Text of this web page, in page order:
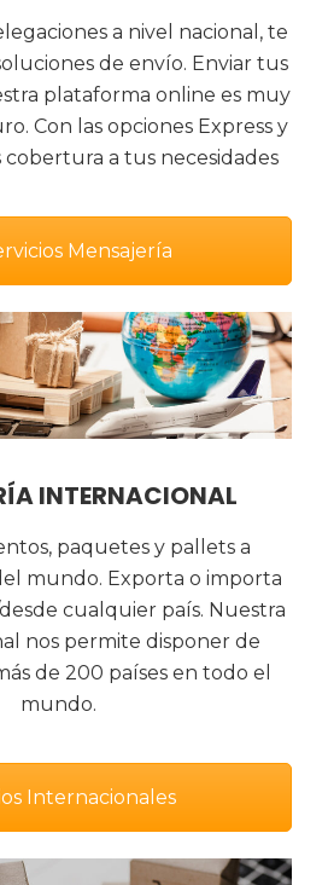
a nivel nacional, te
de envío. Enviar tus
plataforma online es muy
Con las opciones Express y
cobertura a tus necesidades
Mensajería
INTERNACIONAL
paquetes y pallets a
mundo. Exporta o importa
cualquier país. Nuestra
nos permite disponer de
de 200 países en todo el
mundo.
Internacionales